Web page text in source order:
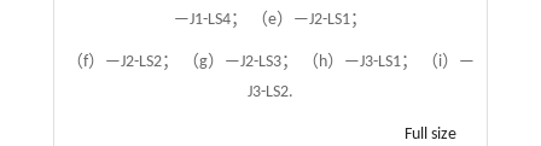
—J1-LS4； （e）—J2-LS1；
（f）—J2-LS2； （g）—J2-LS3； （h）—J3-LS1； （i）—
J3-LS2.
Full size